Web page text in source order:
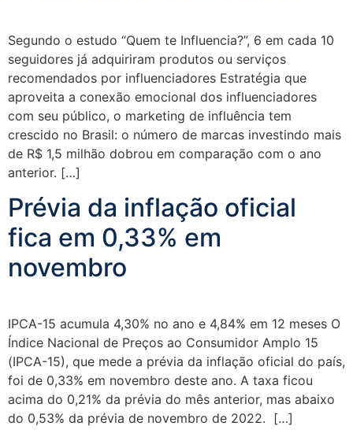
Segundo o estudo “Quem te Influencia?”, 6 em cada 10
seguidores já adquiriram produtos ou serviços
recomendados por influenciadores Estratégia que
aproveita a conexão emocional dos influenciadores
com seu público, o marketing de influência tem
crescido no Brasil: o número de marcas investindo mais
de R$ 1,5 milhão dobrou em comparação com o ano
anterior. […]
Prévia da inflação oficial
fica em 0,33% em
novembro
IPCA-15 acumula 4,30% no ano e 4,84% em 12 meses O
Índice Nacional de Preços ao Consumidor Amplo 15
(IPCA-15), que mede a prévia da inflação oficial do país,
foi de 0,33% em novembro deste ano. A taxa ficou
acima do 0,21% da prévia do mês anterior, mas abaixo
do 0,53% da prévia de novembro de 2022. […]